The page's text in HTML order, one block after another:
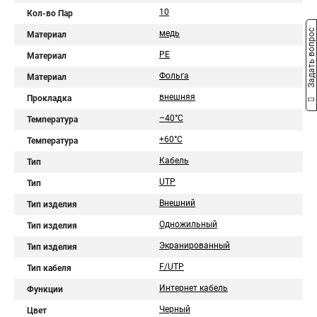
Кол-во Пар 10
Материал медь
Материал PE
Материал Фольга
Прокладка внешняя
Температура –40°C
Температура +60°C
Тип Кабель
Тип UTP
Тип изделия Внешний
Тип изделия Одножильный
Тип изделия Экранированный
Тип кабеля F/UTP
Функции Интернет кабель
Цвет Черный
Задать вопрос